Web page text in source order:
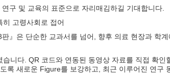
구 및 교육의 표준으로 자리매김하길 기대합니다.
고령사회로 접어
』은 단순한 교과서를 넘어, 향후 의료 현장과 학계
니다. QR 코드와 연동된 동영상 자료를 직접 확인
록 새로운 Figure를 보강하고, 최근 이루어진 연구